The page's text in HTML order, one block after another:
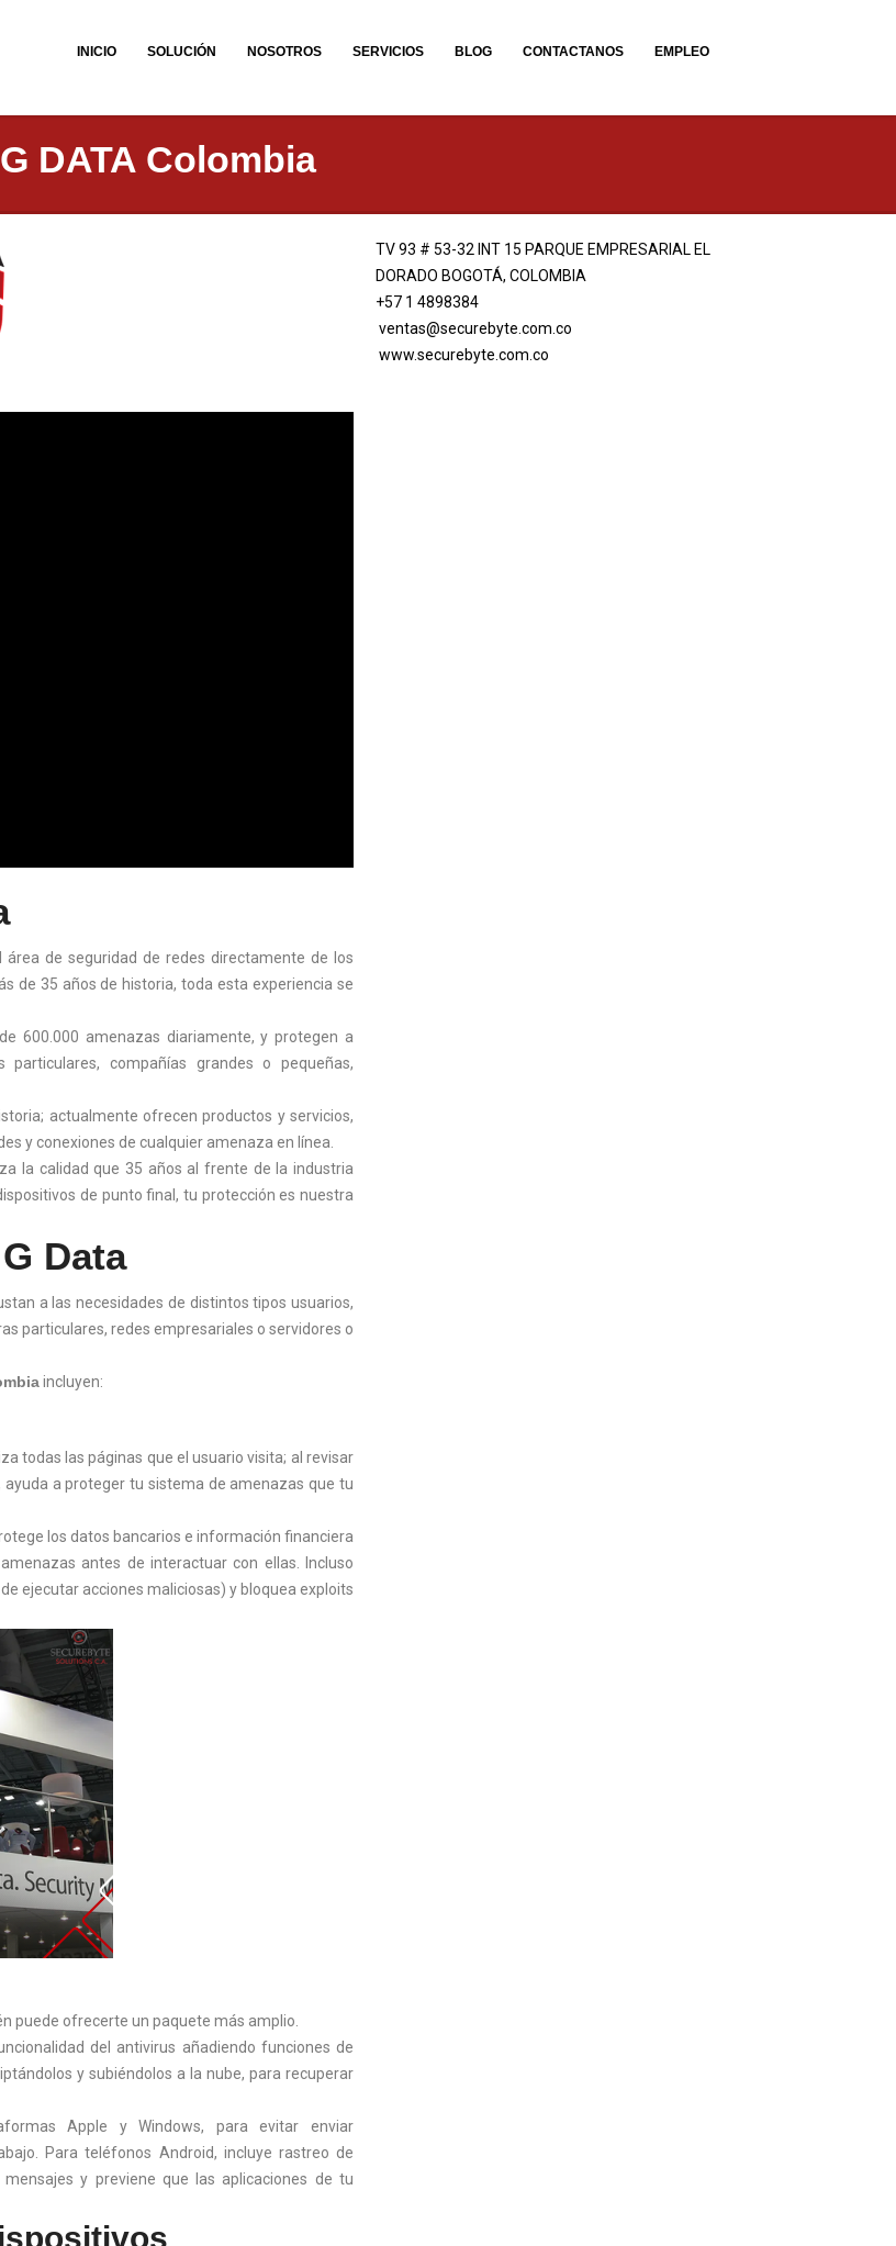
INICIO SOLUCIÓN NOSOTROS SERVICIOS BLOG CONTACTANOS EMPLEO
G DATA Colombia
de seguridad de redes directamente de los
de 35 años de historia, toda esta experiencia se
600.000 amenazas diariamente, y protegen a
compañías grandes o pequeñas,
actualmente ofrecen productos y servicios,
y conexiones de cualquier amenaza en línea.
la calidad que 35 años al frente de la industria
de punto final, tu protección es nuestra
Data
a las necesidades de distintos tipos usuarios,
particulares, redes empresariales o servidores o
incluyen:
todas las páginas que el usuario visita; al revisar
a proteger tu sistema de amenazas que tu
los datos bancarios e información financiera
antes de interactuar con ellas. Incluso
ejecutar acciones maliciosas) y bloquea exploits
puede ofrecerte un paquete más amplio.
del antivirus añadiendo funciones de
y subiéndolos a la nube, para recuperar
Apple y Windows, para evitar enviar
Para teléfonos Android, incluye rastreo de
y previene que las aplicaciones de tu
TV 93 # 53-32 INT 15 PARQUE EMPRESARIAL EL
DORADO BOGOTÁ, COLOMBIA
+57 1 4898384
ventas@securebyte.com.co
www.securebyte.com.co